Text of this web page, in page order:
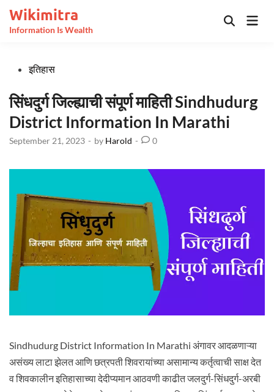
content
Wikimitra
Information Is Wealth
Open
Postedइतिहास
सिंधदुर्ग जिल्ह्याची संपूर्ण माहिती Sindhudurg
District Information In Marathi
September 21, 2023 - by Harold - 0
Sindhudurg District Information In Marathi अंगावर आदळणाऱ्या
असंख्य लाटा झेलत आणि छत्रपती शिवरायांच्या असामान्य कर्तृत्वाची साक्ष देत
व शिवकालीन इतिहासाच्या देदीप्यमान आठवणी काढीत जलदुर्ग-सिंधदुर्ग-अरबी